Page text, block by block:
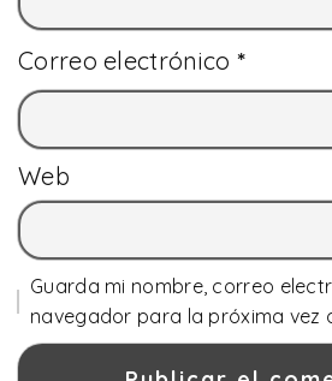
Correo electrónico *
Web
Guarda mi nombre, correo
navegador para la próxima vez